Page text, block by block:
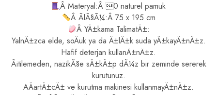
Â Materyal:Â 0 naturel pamuk
Â ÃlÃ§Ã¼:Â 75 x 195 cm
Â YÄ±kama TalimatÄ±:
YalnÄ±zca elde, soÄuk ya da Ä±lÄ±k suda yÄ±kayÄ±nÄ±z.
Hafif deterjan kullanÄ±nÄ±z.
Ãitilemeden, nazikÃ§e sÄ±kÄ±p dÃ¼z bir zeminde sererek
kurutunuz.
AÄartÄ±cÄ± ve kurutma makinesi kullanmayÄ±nÄ±z.